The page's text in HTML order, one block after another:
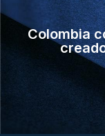
Colombia